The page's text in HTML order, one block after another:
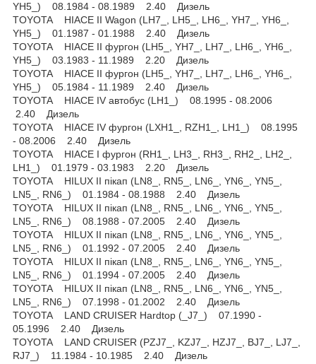
YH5_) 08.1984 - 08.1989 2.40 Дизель
TOYOTA HIACE II Wagon (LH7_, LH5_, LH6_, YH7_, YH6_,
YH5_) 01.1987 - 01.1988 2.40 Дизель
TOYOTA HIACE II фургон (LH5_, YH7_, LH7_, LH6_, YH6_,
YH5_) 03.1983 - 11.1989 2.20 Дизель
TOYOTA HIACE II фургон (LH5_, YH7_, LH7_, LH6_, YH6_,
YH5_) 05.1984 - 11.1989 2.40 Дизель
TOYOTA HIACE IV автобус (LH1_) 08.1995 - 08.2006
2.40 Дизель
TOYOTA HIACE IV фургон (LXH1_, RZH1_, LH1_) 08.1995
- 08.2006 2.40 Дизель
TOYOTA HIACE I фургон (RH1_, LH3_, RH3_, RH2_, LH2_,
LH1_) 01.1979 - 03.1983 2.20 Дизель
TOYOTA HILUX II пікап (LN8_, RN5_, LN6_, YN6_, YN5_,
LN5_, RN6_) 01.1984 - 08.1988 2.40 Дизель
TOYOTA HILUX II пікап (LN8_, RN5_, LN6_, YN6_, YN5_,
LN5_, RN6_) 08.1988 - 07.2005 2.40 Дизель
TOYOTA HILUX II пікап (LN8_, RN5_, LN6_, YN6_, YN5_,
LN5_, RN6_) 01.1992 - 07.2005 2.40 Дизель
TOYOTA HILUX II пікап (LN8_, RN5_, LN6_, YN6_, YN5_,
LN5_, RN6_) 01.1994 - 07.2005 2.40 Дизель
TOYOTA HILUX II пікап (LN8_, RN5_, LN6_, YN6_, YN5_,
LN5_, RN6_) 07.1998 - 01.2002 2.40 Дизель
TOYOTA LAND CRUISER Hardtop (_J7_) 07.1990 -
05.1996 2.40 Дизель
TOYOTA LAND CRUISER (PZJ7_, KZJ7_, HZJ7_, BJ7_, LJ7_,
RJ7_) 11.1984 - 10.1985 2.40 Дизель